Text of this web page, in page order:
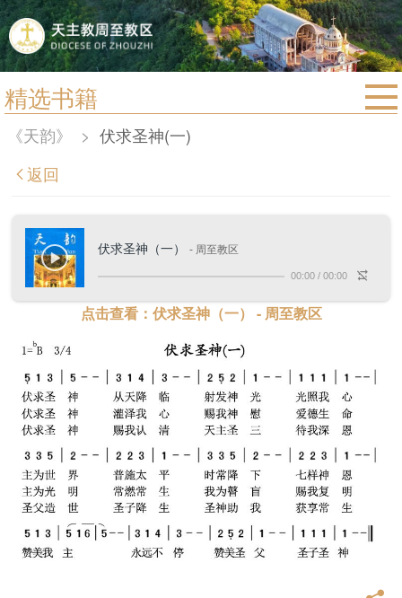
精选书籍
首页
宗教法规
教区简介
信仰文萃
教会圣月
《天韵》 > 伏求圣神(一)
返回
伏求圣神（一） - 周至教区
00:00 / 00:00
点击查看：伏求圣神（一） - 周至教区